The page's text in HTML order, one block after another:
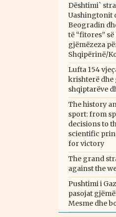
Dështimi`
Uashingtonit
Beogradin
të “fitores”
gjëmëzeza
Shqipërinë/
Lufta 154
krishterë
shqiptarëve
The history
sport: from
decisions to
scientific
for victory
The grand
against the
Pushtimi i
pasojat
Mesme dhe